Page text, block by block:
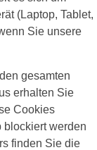
(Laptop, Tablet,
Sie unsere
gesamten
erhalten Sie
Cookies
blockiert werden
finden Sie die